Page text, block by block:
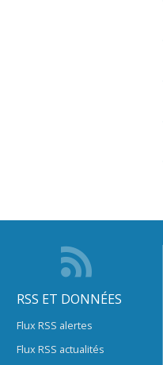
RSS ET DONNÉES
Flux RSS alertes
Flux RSS actualités